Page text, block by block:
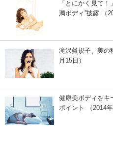
「とにかく見て
満ボディ”披露 （
滝沢眞規子、美の
月15日）
健康美ボディをキ
ポイント （2014年